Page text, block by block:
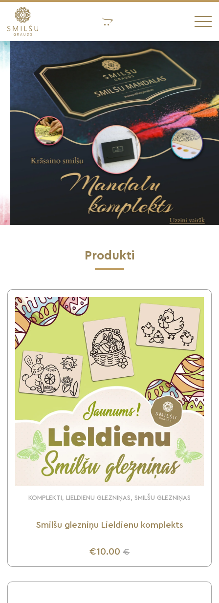
Produkti
KOMPLEKTI, LIELDIENU GLEZNIŅAS, SMILŠU GLEZNIŅAS
Smilšu glezniņu Lieldienu komplekts
€10.00 €
UZZINI VAIRĀK